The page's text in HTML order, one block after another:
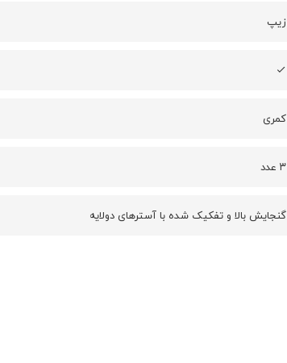
زیپ
کمری
۳ عدد
گنجایش بالا و تفکیک شده با آسترهای دولایه